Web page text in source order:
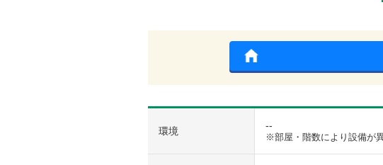
環境 --
※部屋・階数により設備が